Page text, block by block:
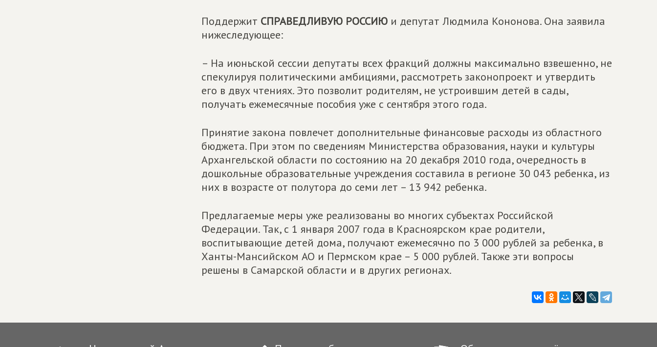
Поддержит СПРАВЕДЛИВУЮ РОССИЮ и депутат Людмила Кононова. Она заявила
нижеследующее:
– На июньской сессии депутаты всех фракций должны максимально взвешенно, не
спекулируя политическими амбициями, рассмотреть законопроект и утвердить
его в двух чтениях. Это позволит родителям, не устроившим детей в сады,
получать ежемесячные пособия уже с сентября этого года.
Принятие закона повлечет дополнительные финансовые расходы из областного
бюджета. При этом по сведениям Министерства образования, науки и культуры
Архангельской области по состоянию на 20 декабря 2010 года, очередность в
дошкольные образовательные учреждения составила в регионе 30 043 ребенка, из
них в возрасте от полутора до семи лет – 13 942 ребенка.
Предлагаемые меры уже реализованы во многих субъектах Российской
Федерации. Так, с 1 января 2007 года в Красноярском крае родители,
воспитывающие детей дома, получают ежемесячно по 3 000 рублей за ребенка, в
Ханты-Мансийском АО и Пермском крае – 5 000 рублей. Также эти вопросы
решены в Самарской области и в других регионах.